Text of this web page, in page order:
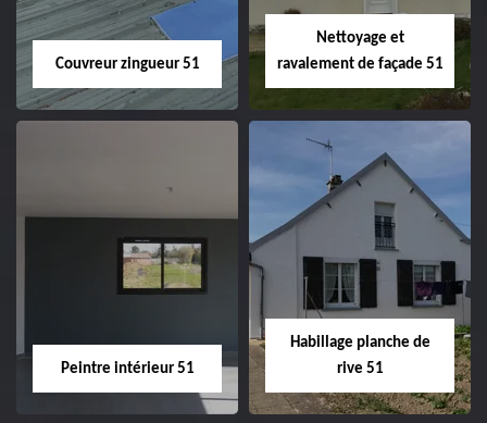
Couvreur zingueur 51
51
Nettoyage et
ravalement de façade 51
Nettoyage et
ravalement de
façade 51
Peintre intérieur 51
Habillage planche de
rive 51